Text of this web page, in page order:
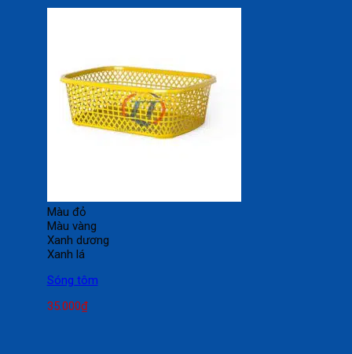
Màu đỏ
Màu vàng
Xanh dương
Xanh lá
Sóng tôm
35.000₫